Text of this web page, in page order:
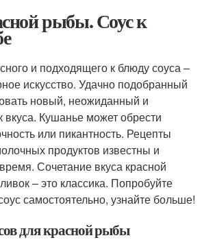
рыбы. Соус к
и подходящего к блюду соуса –
искусство. Удачно подобранный
новый, неожиданный и
Кушанье может обрести
или пикантность. Рецепты
продуктов известны и
Сочетание вкуса красной
– это классика. Попробуйте
самостоятельно, узнайте больше!
для красной рыбы